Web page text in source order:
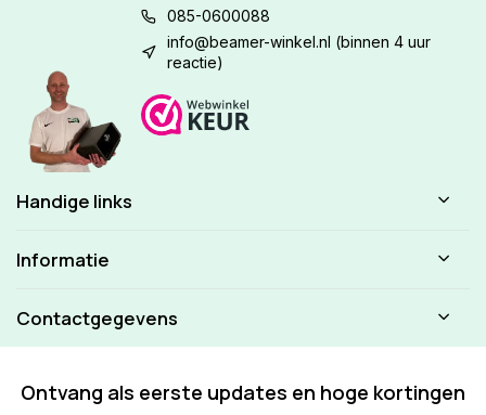
085-0600088
info@beamer-winkel.nl (binnen 4 uur
reactie)
Handige links
Informatie
Contactgegevens
Ontvang als eerste updates en hoge kortingen